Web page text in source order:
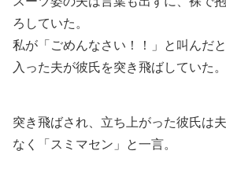
ろしていた。
私が「ごめんなさい！！」と叫んだ
入った夫が彼氏を突き飛ばしていた。
突き飛ばされ、立ち上がった彼氏は
なく「スミマセン」と一言。